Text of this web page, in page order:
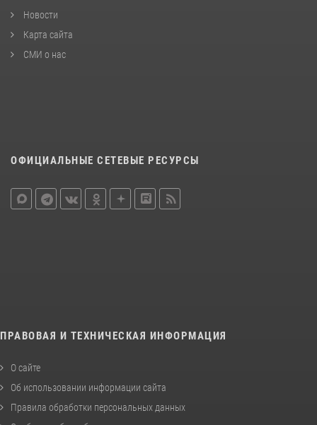
Новости
Карта сайта
СМИ о нас
ОФИЦИАЛЬНЫЕ СЕТЕВЫЕ РЕСУРСЫ
ПРАВОВАЯ И ТЕХНИЧЕСКАЯ ИНФОРМАЦИЯ
О сайте
Об использовании информации сайта
Правила обработки персональных данных